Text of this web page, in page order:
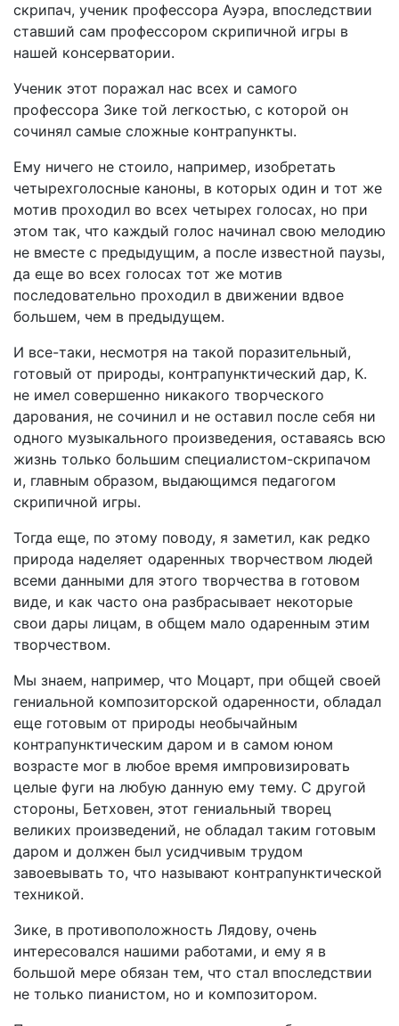
скрипач, ученик профессора Ауэра, впоследствии
ставший сам профессором скрипичной игры в
нашей консерватории.
Ученик этот поражал нас всех и самого
профессора Зике той легкостью, с которой он
сочинял самые сложные контрапункты.
Ему ничего не стоило, например, изобретать
четырехголосные каноны, в которых один и тот же
мотив проходил во всех четырех голосах, но при
этом так, что каждый голос начинал свою мелодию
не вместе с предыдущим, а после известной паузы,
да еще во всех голосах тот же мотив
последовательно проходил в движении вдвое
большем, чем в предыдущем.
И все-таки, несмотря на такой поразительный,
готовый от природы, контрапунктический дар, К.
не имел совершенно никакого творческого
дарования, не сочинил и не оставил после себя ни
одного музыкального произведения, оставаясь всю
жизнь только большим специалистом-скрипачом
и, главным образом, выдающимся педагогом
скрипичной игры.
Тогда еще, по этому поводу, я заметил, как редко
природа наделяет одаренных творчеством людей
всеми данными для этого творчества в готовом
виде, и как часто она разбрасывает некоторые
свои дары лицам, в общем мало одаренным этим
творчеством.
Мы знаем, например, что Моцарт, при общей своей
гениальной композиторской одаренности, обладал
еще готовым от природы необычайным
контрапунктическим даром и в самом юном
возрасте мог в любое время импровизировать
целые фуги на любую данную ему тему. С другой
стороны, Бетховен, этот гениальный творец
великих произведений, не обладал таким готовым
даром и должен был усидчивым трудом
завоевывать то, что называют контрапунктической
техникой.
Зике, в противоположность Лядову, очень
интересовался нашими работами, и ему я в
большой мере обязан тем, что стал впоследствии
не только пианистом, но и композитором.